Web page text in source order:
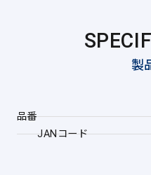
製
品番
JANコード